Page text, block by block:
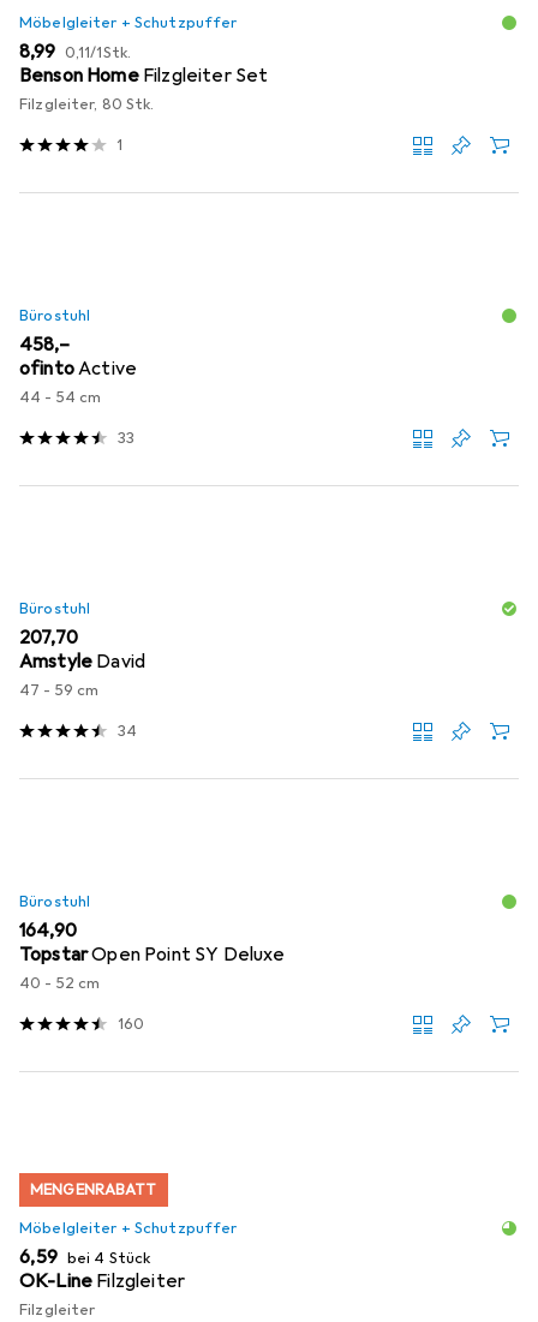
Möbelgleiter + Schutzpuffer
EUR
8,99 EUR
0,11/1Stk.
Benson Home Filzgleiter Set
Filzgleiter, 80 Stk.
1
Bürostuhl
EUR
458,–
ofintoActive
44 - 54 cm
33
Bürostuhl
EUR
207,70
Amstyle David
47 - 59 cm
34
Bürostuhl
EUR
164,90
TopstarOpen Point SY Deluxe
40 - 52 cm
160
MENGENRABATT
Möbelgleiter + Schutzpuffer
EUR
6,59 bei 4 Stück
OK-Line Filzgleiter
Filzgleiter